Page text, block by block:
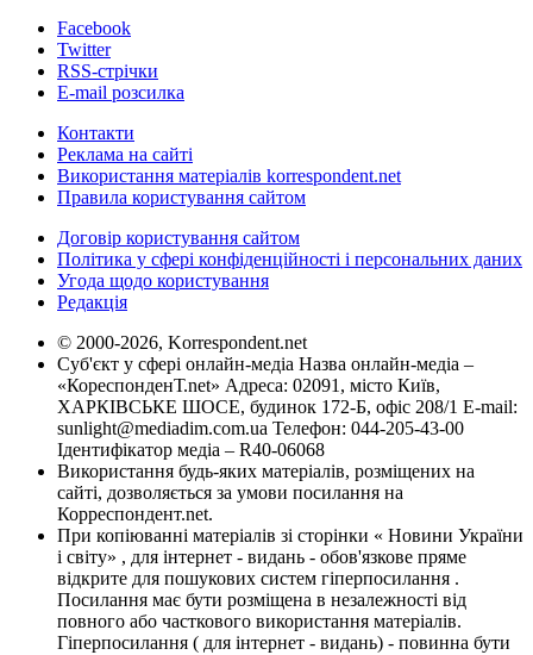
Facebook
Twitter
RSS-стрічки
E-mail розсилка
Контакти
Реклама на сайті
Використання матеріалів korrespondent.net
Правила користування сайтом
Договір користування сайтом
Політика у сфері конфіденційності і персональних даних
Угода щодо користування
Редакція
© 2000-2026, Korrespondent.net
Суб'єкт у сфері онлайн-медіа Назва онлайн-медіа –
«КореспонденТ.net» Адреса: 02091, місто Київ,
ХАРКІВСЬКЕ ШОСЕ, будинок 172-Б, офіс 208/1 E-mail:
sunlight@mediadim.com.ua Телефон: 044-205-43-00
Ідентифікатор медіа – R40-06068
Використання будь-яких матеріалів, розміщених на
сайті, дозволяється за умови посилання на
Корреспондент.net.
При копіюванні матеріалів зі сторінки « Новини України
і світу» , для інтернет - видань - обов'язкове пряме
відкрите для пошукових систем гіперпосилання .
Посилання має бути розміщена в незалежності від
повного або часткового використання матеріалів.
Гіперпосилання ( для інтернет - видань) - повинна бути